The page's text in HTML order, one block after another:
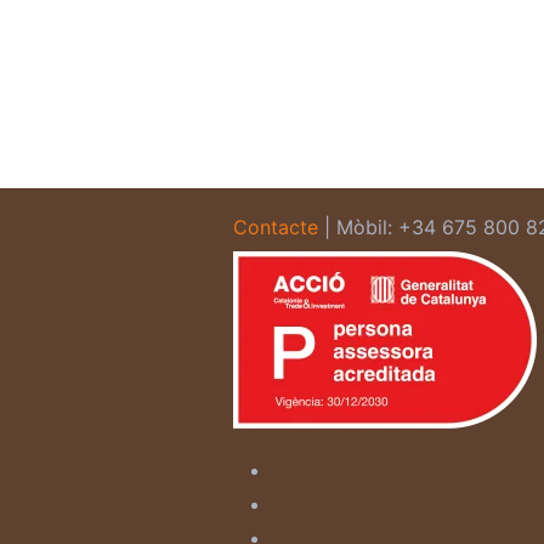
Contacte | Mòbil: +34 675 800